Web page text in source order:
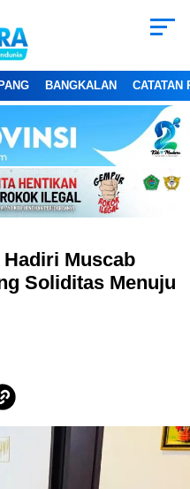
BANGKALAN CATATAN
Muscab
Soliditas Menuju